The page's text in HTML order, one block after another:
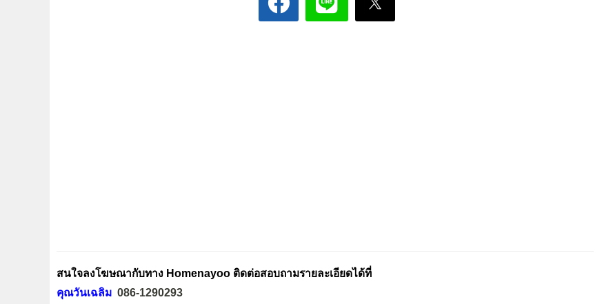
สนใจลงโฆษณากับทาง Homenayoo ติดต่อสอบถามรายละเอียดได้ที่
คุณวันเฉลิม 086-1290293